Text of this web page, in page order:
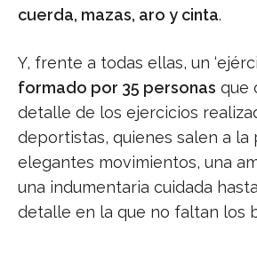
cuerda, mazas, aro y cinta.
Y, frente a todas ellas, un
formado por 35 personas que
detalle de los ejercicios
deportistas, quienes salen a la
elegantes movimientos, una
una indumentaria cuidada
detalle en la que no faltan los